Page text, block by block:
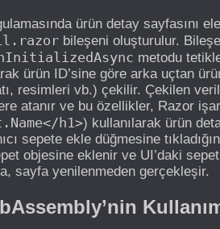
ürün detay sayfasını
bileşeni oluşturulur.
metodu
ürün ID’sine göre arka uçtan
resimleri vb.) çekilir. Çekilen
atanır ve bu özellikler, Razor
h1>) kullanılarak ürün
sepete ekle düğmesine
objesine eklenir ve UI’daki
sayfa yenilenmeden gerçekleşir.